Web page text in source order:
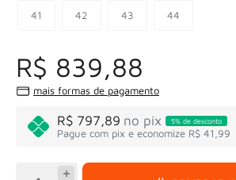
41 42 43 44
R$ 839,88
mais formas de pagamento
R$ 797,89 no pix 5% de desconto
Pague com pix e economize R$ 41,99